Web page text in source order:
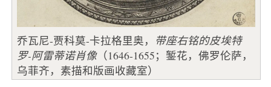
乔瓦尼-贾科莫-卡拉格里奥， 带座右铭的皮埃特
罗-阿雷蒂诺肖像（1646-1655；錾花，佛罗伦萨，
乌菲齐，素描和版画收藏室）